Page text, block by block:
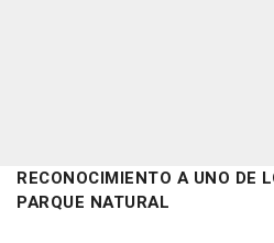
RECONOCIMIENTO A UNO DE
PARQUE NATURAL